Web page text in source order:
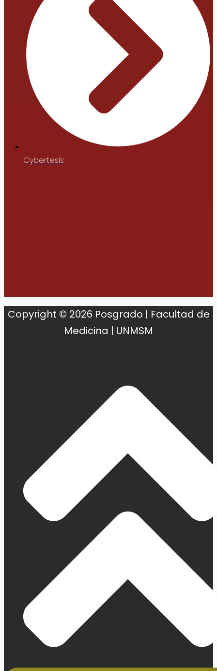
Cybertesis
Copyright © 2026 Posgrado | Facultad de
Medicina | UNMSM